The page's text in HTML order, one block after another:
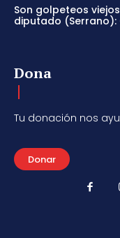
Son golpeteos
diputado (Serrano):
Dona
Tu donación nos
Donar